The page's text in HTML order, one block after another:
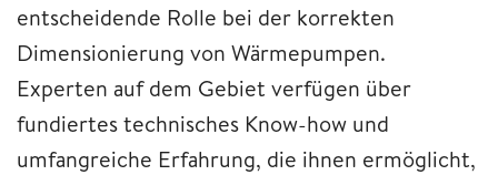
entscheidende Rolle bei der korrekten
Dimensionierung von Wärmepumpen.
Experten auf dem Gebiet verfügen über
fundiertes technisches Know-how und
umfangreiche Erfahrung, die ihnen ermöglicht,